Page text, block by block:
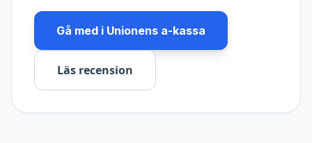
Gå med i Unionens a-kassa
Läs recension